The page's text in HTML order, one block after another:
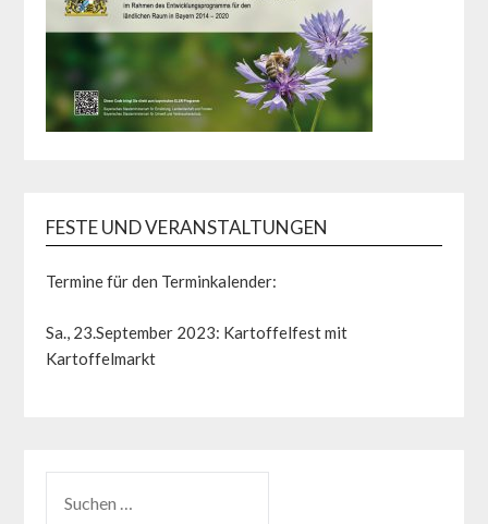
FESTE UND VERANSTALTUNGEN
Termine für den Terminkalender:
Sa., 23.September 2023: Kartoffelfest mit
Kartoffelmarkt